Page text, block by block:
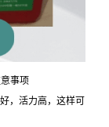
事项
，活力高，这样可